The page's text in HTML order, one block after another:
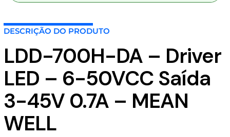
0.7A
MEAN
WELL
quantidade
DESCRIÇÃO DO PRODUTO
LDD-700H-DA – Driver
LED – 6-50VCC Saída
3-45V 0.7A – MEAN
WELL